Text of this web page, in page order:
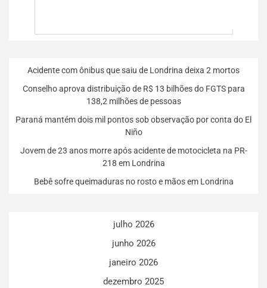
Acidente com ônibus que saiu de Londrina deixa 2 mortos
Conselho aprova distribuição de R$ 13 bilhões do FGTS para
138,2 milhões de pessoas
Paraná mantém dois mil pontos sob observação por conta do El
Niño
Jovem de 23 anos morre após acidente de motocicleta na PR-
218 em Londrina
Bebê sofre queimaduras no rosto e mãos em Londrina
julho 2026
junho 2026
janeiro 2026
dezembro 2025